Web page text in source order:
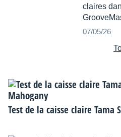
claires
07/05/26
Test de la caisse claire Tama